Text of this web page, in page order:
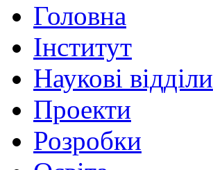
Головна
Інститут
Наукові відділи
Проекти
Розробки